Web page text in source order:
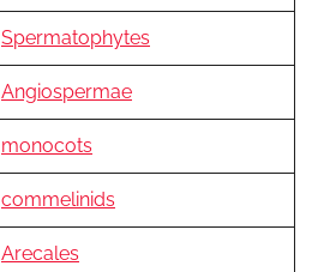
Spermatophytes
Angiospermae
monocots
commelinids
Arecales